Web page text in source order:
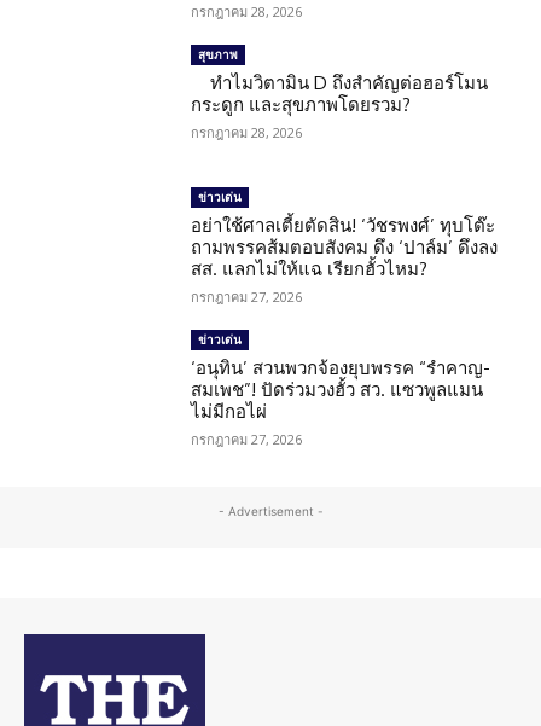
กรกฎาคม 28, 2026
สุขภาพ
ทำไมวิตามิน D ถึงสำคัญต่อฮอร์โมน
กระดูก และสุขภาพโดยรวม?
กรกฎาคม 28, 2026
ข่าวเด่น
อย่าใช้ศาลเตี้ยตัดสิน! ‘วัชรพงศ์’ ทุบโต๊ะ
ถามพรรคส้มตอบสังคม ดึง ‘ปาล์ม’ ดึงลง
สส. แลกไม่ให้แฉ เรียกฮั้วไหม?
กรกฎาคม 27, 2026
ข่าวเด่น
‘อนุทิน’ สวนพวกจ้องยุบพรรค “รำคาญ-
สมเพช”! ปัดร่วมวงฮั้ว สว. แซวพูลแมน
ไม่มีกอไผ่
กรกฎาคม 27, 2026
- Advertisement -